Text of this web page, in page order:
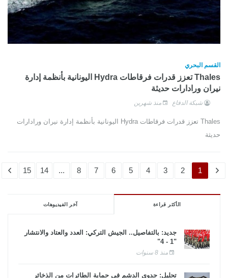
القسم البحري
Thales تعزز قدرات فرقاطات Hydra اليونانية بأنظمة إدارة
نيران ورادارات حديثة
شبكة الدفاع منذ شهرين
Thales تعزز قدرات فرقاطات Hydra اليونانية بأنظمة إدارة نيران ورادارات
حديثة
1
2
3
4
5
6
7
8
...
14
15
الأكثر قراءة آخر الفيديوهات
جديد: بالتفاصيل.. الجيش التركي: العدد والعتاد والانتشار
"1 - 4"
منذ 8 سنوات
تحليل: جدوى الدشم فى حماية الطائرات من الذخائر